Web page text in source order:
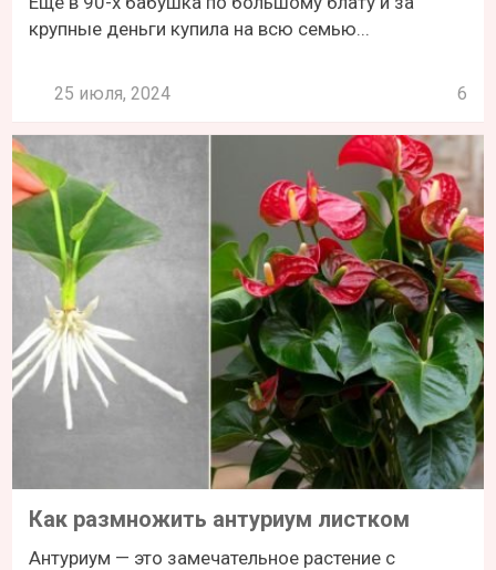
крупные деньги купила на всю семью...
25 июля, 2024 6
Как размножить антуриум листком
Антуриум — это замечательное растение с